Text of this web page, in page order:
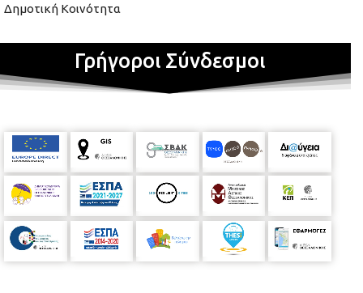
Δημοτική Κοινότητα
Γρήγοροι Σύνδεσμοι